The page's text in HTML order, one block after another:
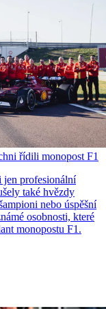
řídili monopost F1
jen profesionální
také hvězdy
nebo úspěšní
osobnosti, které
monopostu F1.